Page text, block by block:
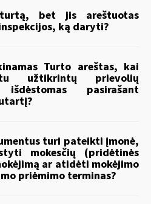
bet jis areštuotas
ką daryti?
Turto areštas, kai
užtikrintų prievolių
pasirašant
turi pateikti įmonė,
mokesčių (pridėtinės
ar atidėti mokėjimo
priėmimo terminas?